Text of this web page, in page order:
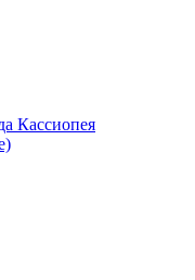
Кассиопея